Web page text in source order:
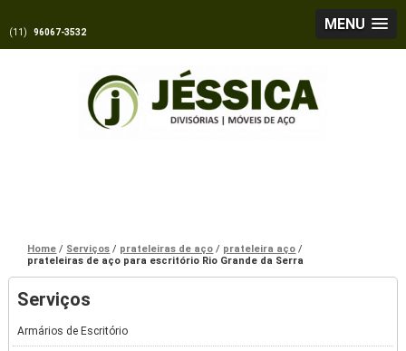
MENU
(11) 96067-3532
Home Serviços prateleiras de aço
prateleira aço
prateleiras de aço para escritório Rio Grande da Serra
Serviços
Armários de Escritório